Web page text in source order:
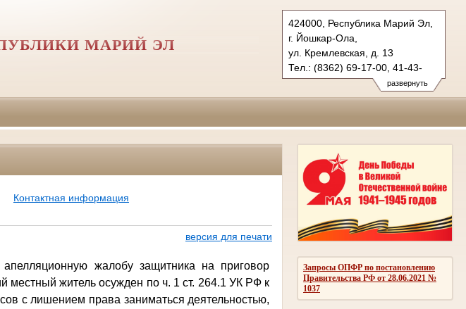
развернуть
424000, Республика Марий Эл,
г. Йошкар-Ола,
ул. Кремлевская, д. 13
Тел.: (8362) 69-17-00, 41-43-
89 (ф.)
vs.mari@sudrf.ru
МАРИЙ ЭЛ
Запросы ОПФР по постановлению
Правительства РФ от 28.06.2021 №
1037
Контактная информация
версия для печати
жалобу защитника на приговор
местный житель осужден по ч. 1 ст. 264.1 УК РФ к
с лишением права заниматься деятельностью,